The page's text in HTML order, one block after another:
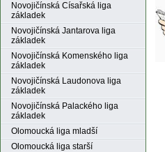
Novojičínská Císařská liga
základek
Novojičínská Jantarova liga
základek
Novojičínská Komenského liga
základek
Novojičínská Laudonova liga
základek
Novojičínská Palackého liga
základek
Olomoucká liga mladší
Olomoucká liga starší